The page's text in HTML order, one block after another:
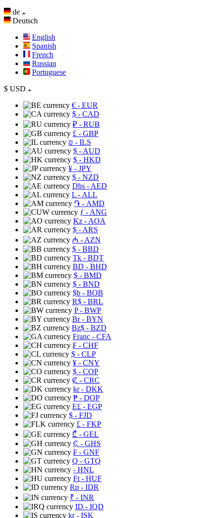
de
Deutsch
English
Spanish
French
Russian
Portuguese
$ USD
€ - EUR
$ - CAD
₽ - RUB
£ - GBP
₪ - ILS
$ - AUD
$ - HKD
¥ - JPY
$ - NZD
Dhs - AED
L - ALL
֏ - AMD
ƒ - ANG
Kz - AOA
$ - ARS
₼ - AZN
$ - BBD
Tk - BDT
BD - BHD
$ - BMD
$ - BND
$b - BOB
R$ - BRL
P- BWP
Br- BYN
Bz$ - BZD
Franc - CFA
₣ - CHF
$ - CLP
¥ - CNY
$ - COP
₡ - CRC
kr- DKK
₱ - DOP
E£ - EGP
$ - FJD
£ - FKP
₾ - GEL
₵ - GHS
₣ - GNF
Q - GTQ
- HNL
Ft - HUF
Rp - IDR
₹ - INR
ID - IQD
kr- ISK